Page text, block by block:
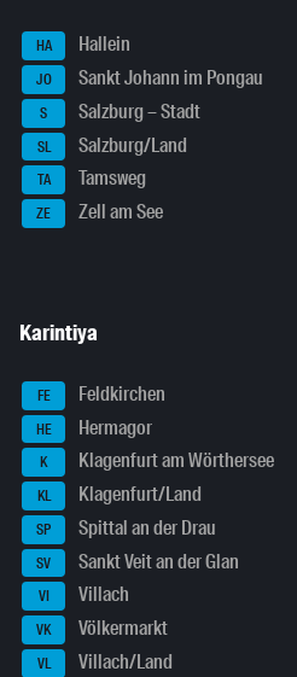
HA Hallein
JO Sankt Johann im Pongau
S Salzburg – Stadt
SL Salzburg/Land
TA Tamsweg
ZE Zell am See
Karintiya
FE Feldkirchen
HE Hermagor
K Klagenfurt am Wörthersee
KL Klagenfurt/Land
SP Spittal an der Drau
SV Sankt Veit an der Glan
VI Villach
VK Völkermarkt
VL Villach/Land